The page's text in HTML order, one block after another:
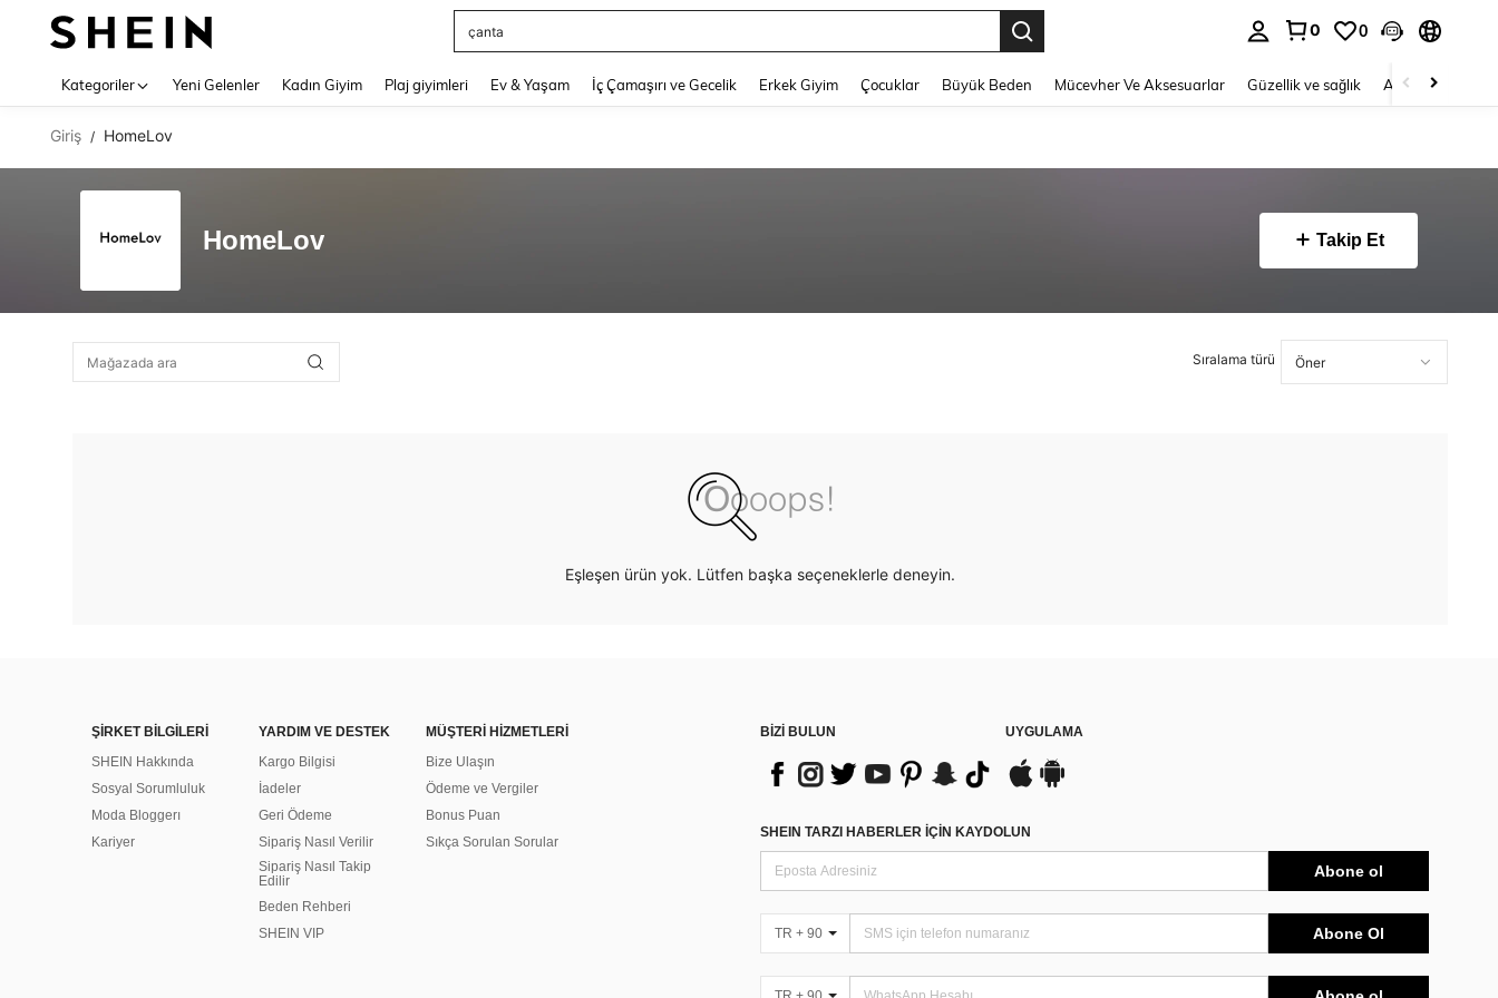
çanta
0 0
Kategoriler Yeni Gelenler Kadın Giyim Plaj giyimleri Ev & Yaşam İç Çamaşırı ve Gecelik Erkek Giyim Çocuklar Büyük Beden Mücevher Ve Aksesuarlar Güzellik ve sağlık Ayakkabı
Giriş / HomeLov
HomeLov Takip Et
Sıralama türü
Eşleşen ürün yok. Lütfen başka seçeneklerle deneyin.
ŞİRKET BİLGİLERİ
SHEIN Hakkında
Sosyal Sorumluluk
Moda Bloggerı
Kariyer
YARDIM VE DESTEK
Kargo Bilgisi
İadeler
Geri Ödeme
Sipariş Nasıl Verilir
Sipariş Nasıl Takip
Edilir
Beden Rehberi
SHEIN VIP
MÜŞTERİ HİZMETLERİ
Bize Ulaşın
Ödeme ve Vergiler
Bonus Puan
Sıkça Sorulan Sorular
BİZİ BULUN UYGULAMA
SHEIN TARZI HABERLER IÇIN KAYDOLUN
Abone ol
TR + 90 Abone Ol